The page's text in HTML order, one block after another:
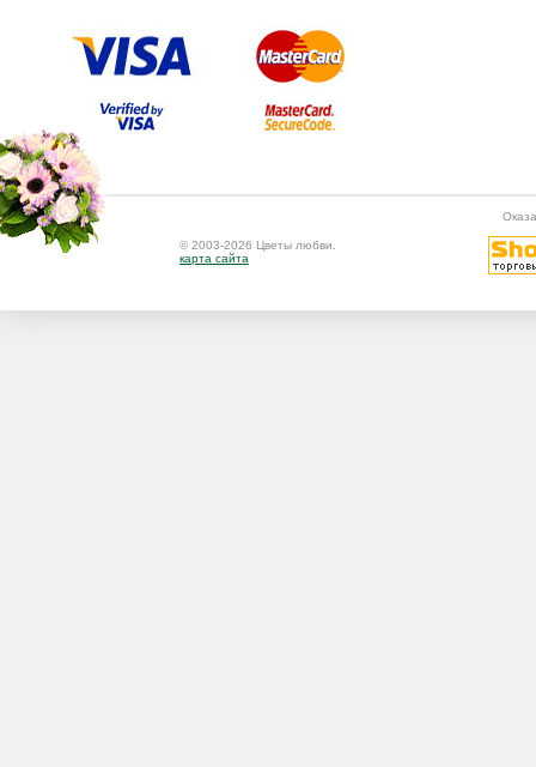
© 2003-2026 Цветы любви.
карта сайта